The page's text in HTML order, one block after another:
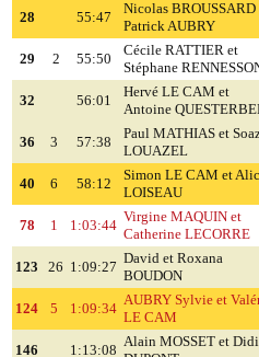
28 55:47
Nicolas BROUSSARD
Patrick AUBRY
29 2 55:50
Cécile RATTIER et
Stéphane
32 56:01
Hervé LE CAM et
Antoine
36 3 57:38
Paul MATHIAS et
LOUAZEL
40 6 58:12
Simon LE CAM et
LOISEAU
78 1 1:03:44
Virgine MAQUIN et
Catherine LECORRE
123 26 1:09:27
David et Roxana
BOUDON
124 5 1:09:34
AUBRY Sylvie et
LE CAM
146 1:13:08
Alain MOSSET et